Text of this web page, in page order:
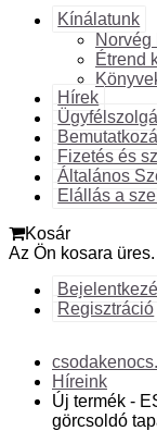
Kínálatunk
Norvég
Étrend
Hírek
Fizetés és
Általános
Elállás a
Kosár
Az Ön kosara üres.
Regisztráció
Híreink
Új termék -
görcsoldó